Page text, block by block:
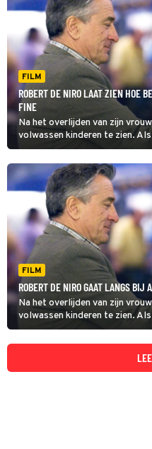
FILM
ROBERT DE NIRO LAAT ZIEN HOE
FINE
Na het overlijden van zijn
volwassen kinderen te zien.
in Everbody's Fine ze op te
veel over hen en zichzelf.
FILM
ROBERT DE NIRO GAAT LANGS
Na het overlijden van zijn
volwassen kinderen te zien.
Everbody's Fine ze op te
over hen en zichzelf.